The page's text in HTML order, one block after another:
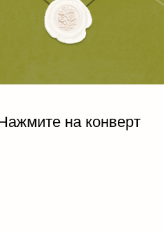
на конверт